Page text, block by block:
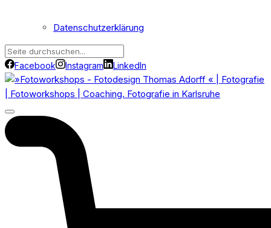
Datenschutzerklärung
Facebook Instagram LinkedIn